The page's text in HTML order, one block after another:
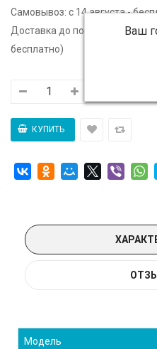
Ваш
Самовывоз: c 14 августа -
Доставка до подъезда:
c 14
бесплатно)
Модель